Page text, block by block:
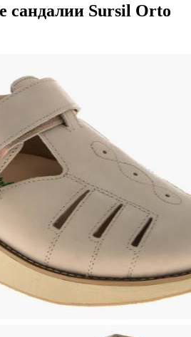
сандалии Sursil Orto